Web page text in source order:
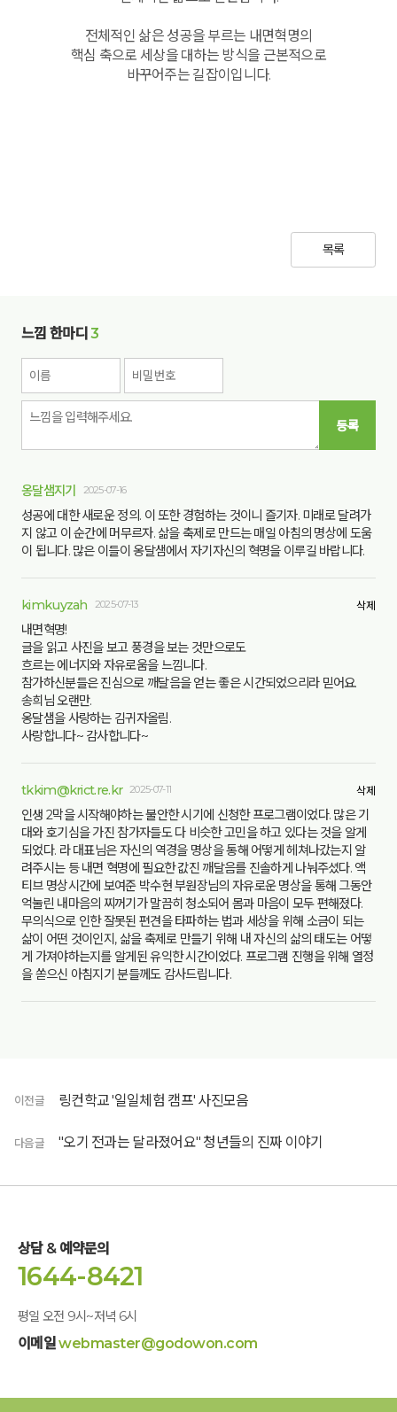
전체적인 삶은 성공을 부르는 내면혁명의
핵심 축으로 세상을 대하는 방식을 근본적으로
바꾸어주는 길잡이입니다.
목록
느낌 한마디3
등록
옹달샘지기 2025-07-16
성공에 대한 새로운 정의. 이 또한 경험하는 것이니 즐기자. 미래로 달려가
지 않고 이 순간에 머무르자. 삶을 축제로 만드는 매일 아침의 명상에 도움
이 됩니다. 많은 이들이 옹달샘에서 자기자신의 혁명을 이루길 바랍니다.
kimkuyzah 2025-07-13 삭제
내면혁명!
글을 읽고 사진을 보고 풍경을 보는 것만으로도
흐르는 에너지와 자유로움을 느낌니다.
참가하신분들은 진심으로 깨달음을 얻는 좋은 시간되었으리라 믿어요.
송희님 오랜만.
옹달샘을 사랑하는 김귀자올림.
사랑합니다~ 감사합니다~
tkkim@krict.re.kr 2025-07-11 삭제
인생 2막을 시작해야하는 불안한 시기에 신청한 프로그램이었다. 많은 기
대와 호기심을 가진 참가자들도 다 비슷한 고민을 하고 있다는 것을 알게
되었다. 라 대표님은 자신의 역경을 명상을 통해 어떻게 헤쳐나갔는지 알
려주시는 등 내면 혁명에 필요한 값진 깨달음를 진솔하게 나눠주셨다. 액
티브 명상시간에 보여준 박수현 부원장님의 자유로운 명상을 통해 그동안
억눌린 내마음의 찌꺼기가 말끔히 청소되어 몸과 마음이 모두 편해졌다.
무의식으로 인한 잘못된 편견을 타파하는 법과 세상을 위해 소금이 되는
삶이 어떤 것이인지, 삶을 축제로 만들기 위해 내 자신의 삶의 태도는 어떻
게 가져야하는지를 알게된 유익한 시간이었다. 프로그램 진행을 위해 열정
을 쏟으신 아침지기 분들께도 감사드립니다.
이전글 링컨학교 '일일체험 캠프' 사진모음
"오기 전과는 달라졌어요" 청년들의 진짜 이야기
다음글
상담 & 예약문의
1644-8421
평일 오전 9시~저녁 6시
이메일webmaster@godowon.com